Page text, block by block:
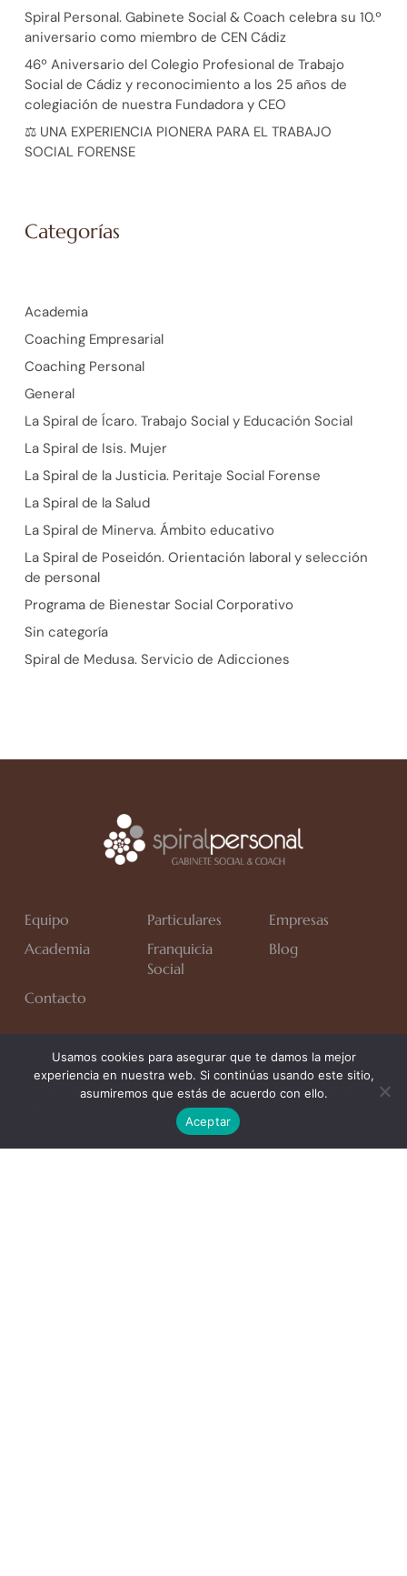
Spiral Personal. Gabinete Social & Coach celebra su 10.º
aniversario como miembro de CEN Cádiz
46º Aniversario del Colegio Profesional de Trabajo
Social de Cádiz y reconocimiento a los 25 años de
colegiación de nuestra Fundadora y CEO
⚖️ UNA EXPERIENCIA PIONERA PARA EL TRABAJO
SOCIAL FORENSE
Categorías
Academia
Coaching Empresarial
Coaching Personal
General
La Spiral de Ícaro. Trabajo Social y Educación Social
La Spiral de Isis. Mujer
La Spiral de la Justicia. Peritaje Social Forense
La Spiral de la Salud
La Spiral de Minerva. Ámbito educativo
La Spiral de Poseidón. Orientación laboral y selección
de personal
Programa de Bienestar Social Corporativo
Sin categoría
Spiral de Medusa. Servicio de Adicciones
Equipo Particulares
Empresas
Academia
Franquicia
Social
Blog
Contacto
Avda. Rafa Verdú, Residencial Chapín II Fase, Bloque 6,
Jerez de la Frontera (Cádiz)
Usamos cookies para asegurar que te damos la mejor
experiencia en nuestra web. Si continúas usando este sitio,
asumiremos que estás de acuerdo con ello.
Aceptar